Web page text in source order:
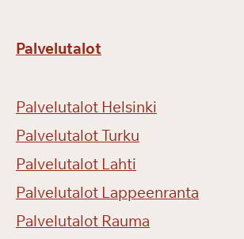
Palvelutalot
Palvelutalot Helsinki
Palvelutalot Turku
Palvelutalot Lahti
Palvelutalot Lappeenranta
Palvelutalot Rauma